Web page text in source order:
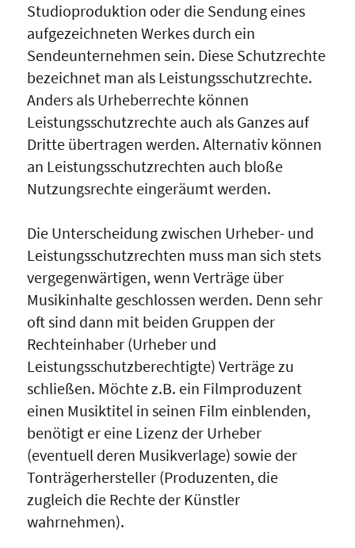
Studioproduktion oder die Sendung eines
aufgezeichneten Werkes durch ein
Sendeunternehmen sein. Diese Schutzrechte
bezeichnet man als Leistungsschutzrechte.
Anders als Urheberrechte können
Leistungsschutzrechte auch als Ganzes auf
Dritte übertragen werden. Alternativ können
an Leistungsschutzrechten auch bloße
Nutzungsrechte eingeräumt werden.
Die Unterscheidung zwischen Urheber- und
Leistungsschutzrechten muss man sich stets
vergegenwärtigen, wenn Verträge über
Musikinhalte geschlossen werden. Denn sehr
oft sind dann mit beiden Gruppen der
Rechteinhaber (Urheber und
Leistungsschutzberechtigte) Verträge zu
schließen. Möchte z.B. ein Filmproduzent
einen Musiktitel in seinen Film einblenden,
benötigt er eine Lizenz der Urheber
(eventuell deren Musikverlage) sowie der
Tonträgerhersteller (Produzenten, die
zugleich die Rechte der Künstler
wahrnehmen).